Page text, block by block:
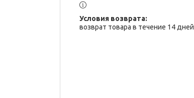
возврат товара в течение 14 дней